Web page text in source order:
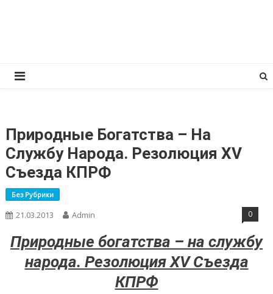
Природные Богатства – На
Службу Народа. Резолюция XV
Cъезда КПРФ
Без Рубрики
21.03.2013 Admin 0
Природные богатства – на службу
народа. Резолюция XV Cъезда
КПРФ